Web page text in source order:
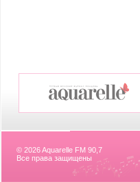
© 2026 Aquarelle FM 90,7
Все права защищены